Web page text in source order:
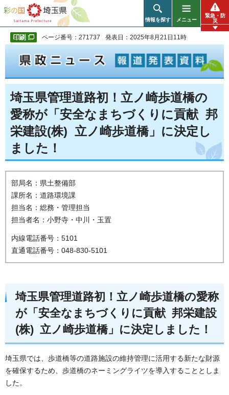
彩の国 埼玉県
情報を探す メニュー
緊急・防
災
ページ番号：271737 発表日：2025年8月21日11時
埼玉県管理道路初！立ノ崎歩道橋の
愛称が「安全なまちづくりに貢献 邦
栄建設(株) 立ノ崎歩道橋」に決定し
ました！
部局名：県土整備部
課所名：道路環境課
担当名：総務・管理担当
担当者名：小野寺・中川・玉置
内線電話番号：5101
直通電話番号：048-830-5101
埼玉県管理道路初！立ノ崎歩道橋の愛称
が「安全なまちづくりに貢献 邦栄建設
(株) 立ノ崎歩道橋」に決定しました！
埼玉県では、歩道橋等の道路施設の維持管理に活用する新たな財源
を確保するため、歩道橋のネーミングライツを導入することとしま
した。